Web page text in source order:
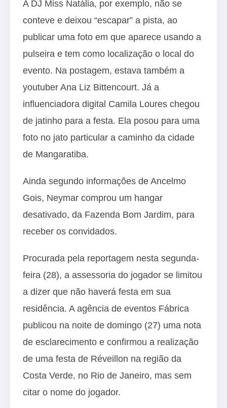
A DJ Miss Natália, por exemplo, não se
conteve e deixou “escapar” a pista, ao
publicar uma foto em que aparece usando a
pulseira e tem como localização o local do
evento. Na postagem, estava também a
youtuber Ana Liz Bittencourt. Já a
influenciadora digital Camila Loures chegou
de jatinho para a festa. Ela posou para uma
foto no jato particular a caminho da cidade
de Mangaratiba.
Ainda segundo informações de Ancelmo
Gois, Neymar comprou um hangar
desativado, da Fazenda Bom Jardim, para
receber os convidados.
Procurada pela reportagem nesta segunda-
feira (28), a assessoria do jogador se limitou
a dizer que não haverá festa em sua
residência. A agência de eventos Fábrica
publicou na noite de domingo (27) uma nota
de esclarecimento e confirmou a realização
de uma festa de Réveillon na região da
Costa Verde, no Rio de Janeiro, mas sem
citar o nome do jogador.